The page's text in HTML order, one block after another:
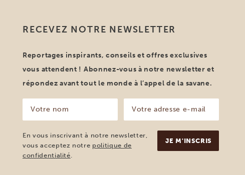
RECEVEZ NOTRE NEWSLETTER
Reportages inspirants, conseils et offres exclusives
vous attendent ! Abonnez-vous à notre newsletter et
répondez avant tout le monde à l’appel de la savane.
nom
(Nécessaire)
adresse
e-
mail
(Nécessaire)
En vous inscrivant à notre newsletter,
vous acceptez notre politique de
confidentialité.